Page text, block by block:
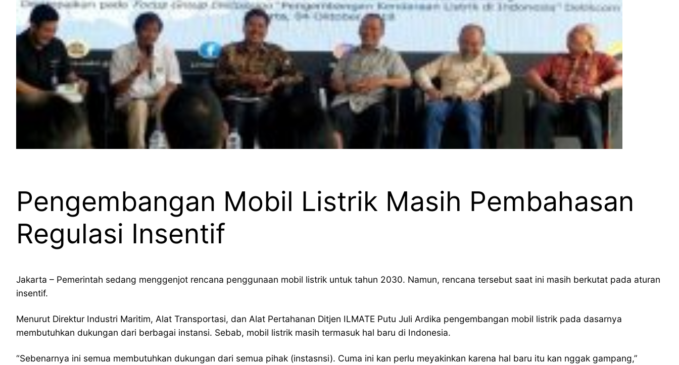
Pengembangan Mobil Listrik Masih Pembahasan
Regulasi Insentif
Jakarta – Pemerintah sedang menggenjot rencana penggunaan mobil listrik untuk tahun 2030. Namun, rencana tersebut saat ini masih berkutat pada aturan
insentif.
Menurut Direktur Industri Maritim, Alat Transportasi, dan Alat Pertahanan Ditjen ILMATE Putu Juli Ardika pengembangan mobil listrik pada dasarnya
membutuhkan dukungan dari berbagai instansi. Sebab, mobil listrik masih termasuk hal baru di Indonesia.
“Sebenarnya ini semua membutuhkan dukungan dari semua pihak (instasnsi). Cuma ini kan perlu meyakinkan karena hal baru itu kan nggak gampang,”